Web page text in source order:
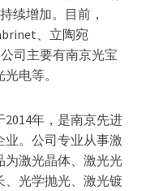
续增加。目前，
、立陶宛
司主要有南京光宝
电等。
年，是南京先进
。公司专业从事激
为激光晶体、激光光
、光学抛光、激光镀